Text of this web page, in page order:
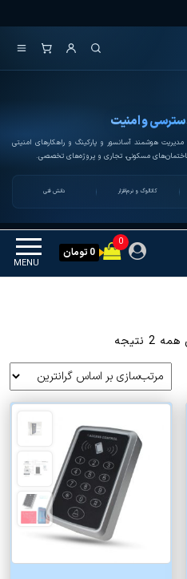
و امنیت
هوشمند آسانسور و پارکینگ و راهکارهای امنیتی
ساختمان‌های مسکونی، تجاری و پروژه‌های تخصصی.
کاتالوگ و نرم‌افزار دانش فنی
MENU
0
0 تومان
نتیجه
بر
اساس
قیمت:
به
کم